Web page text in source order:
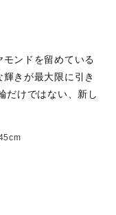
ンドを留めている
きが最大限に引き
だけではない、新し